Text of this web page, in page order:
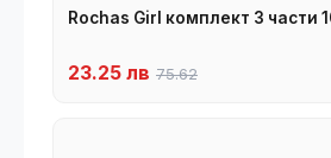
Rochas Girl комплект 3 части
23.25 лв 75.62